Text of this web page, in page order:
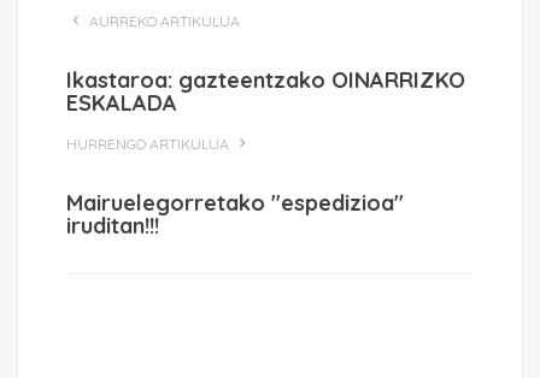
AURREKO ARTIKULUA
Ikastaroa: gazteentzako OINARRIZKO
ESKALADA
HURRENGO ARTIKULUA
Mairuelegorretako "espedizioa"
iruditan!!!